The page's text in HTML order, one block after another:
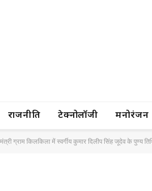
राजनीति टेक्नोलॉजी मनोरंजन
ग्राम किलकिला में स्वर्गीय कुमार दिलीप सिंह जूदेव के